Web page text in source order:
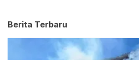
Berita Terbaru